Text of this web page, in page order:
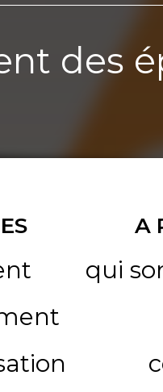
des
A
qui